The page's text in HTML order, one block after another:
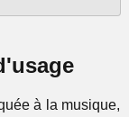
à la musique,